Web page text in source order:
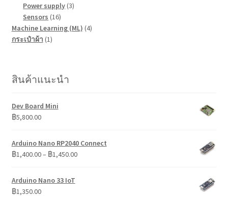
สินค้า
Power supply 33
Sensors 1616
สินค้า
Machine Learning (ML) 44
กระเป๋าผ้า 11
สินค้าแนะนำ
Dev Board Mini
฿5,800.00
Arduino Nano RP2040 Connect
฿1,400.00– ฿1,450.00Price
Arduino Nano 33 IoT
฿1,350.00